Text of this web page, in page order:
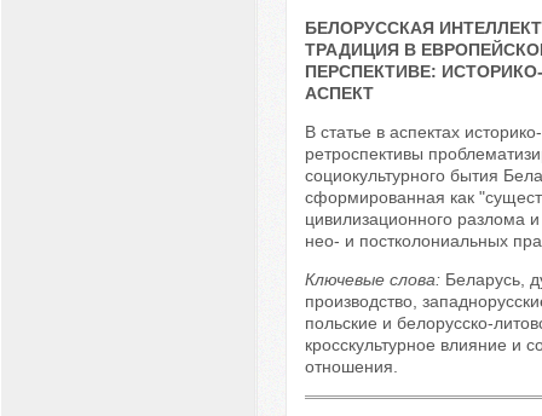
БЕЛОРУССКАЯ
ТРАДИЦИЯ В
ПЕРСПЕКТИВЕ:
АСПЕКТ
В статье в аспектах
ретроспективы
социокультурного бытия
сформированная как
цивилизационного разлома
нео- и постколониальных
Ключевые слова:Беларусь,
производство,
польские и белорусско-
кросскультурное влияние и
отношения.